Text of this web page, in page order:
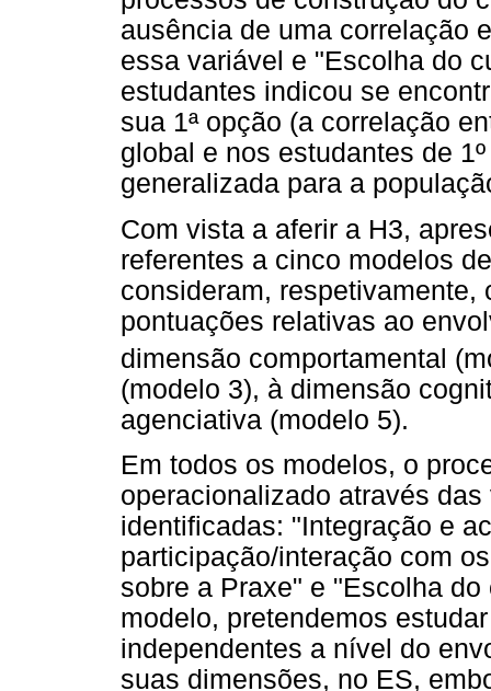
ausência de uma correlação
essa variável e "Escolha do
estudantes indicou se
sua 1ª opção (a correlação
global e nos estudantes de
generalizada para a
Com vista a aferir a H3,
referentes a cinco modelos
consideram, respetivamente,
pontuações relativas ao
dimensão comportamental
(modelo 3), à dimensão
agenciativa (modelo 5).
Em todos os modelos, o
operacionalizado através
identificadas: "Integração e
participação/interação com
sobre a Praxe" e "Escolha
modelo, pretendemos
independentes a nível do
suas dimensões, no ES,